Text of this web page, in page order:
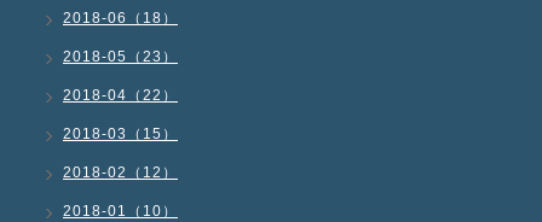
2018-06（18）
2018-05（23）
2018-04（22）
2018-03（15）
2018-02（12）
2018-01（10）